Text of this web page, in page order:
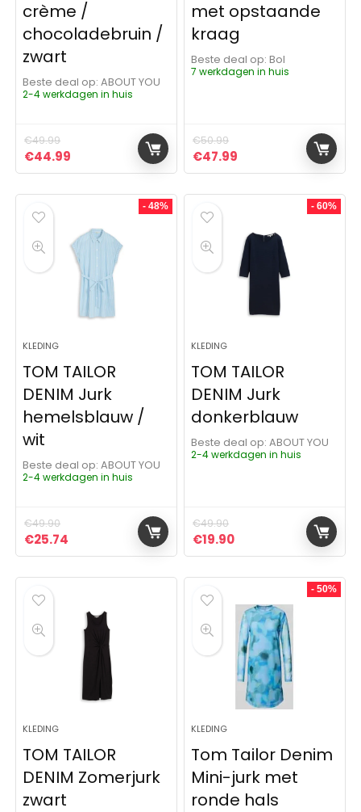
crème /
chocoladebruin /
zwart
Beste deal op:
ABOUT YOU
2-4 werkdagen in huis
€49.99
Oorspronkelijke prijs was: €49.99.
€44.99 Huidige prijs is: €44.99.
met opstaande
kraag
Beste deal op:
Bol
7 werkdagen in huis
€50.99
Oorspronkelijke prijs
€47.99 Huidige prijs is:
- 48%
KLEDING
TOM TAILOR
DENIM Jurk
hemelsblauw /
wit
Beste deal op:
ABOUT YOU
2-4 werkdagen in huis
€49.90
Oorspronkelijke prijs was: €49.90.
€25.74 Huidige prijs is: €25.74.
- 60%
KLEDING
TOM TAILOR
DENIM Jurk
donkerblauw
Beste deal op:
ABOUT YOU
2-4 werkdagen in huis
€49.90
Oorspronkelijke prijs
€19.90Huidige prijs is:
KLEDING
TOM TAILOR
DENIM Zomerjurk
zwart
- 50%
KLEDING
Tom Tailor Denim
Mini-jurk met
ronde hals